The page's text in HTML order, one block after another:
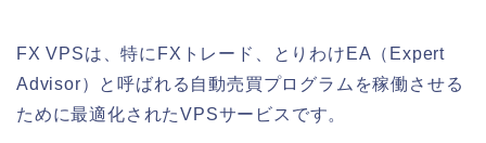
FX VPSは、特にFXトレード、とりわけEA（Expert
Advisor）と呼ばれる自動売買プログラムを稼働させる
ために最適化されたVPSサービスです。